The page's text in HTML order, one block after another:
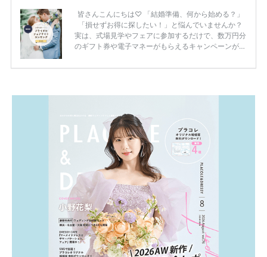
皆さんこんにちは♡ 「結婚準備、何から始める？」
「損せずお得に探したい！」と悩んでいませんか？
実は、式場見学やフェアに参加するだけで、数万円分
のギフト券や電子マネーがもらえるキャンペーンがあ
ため、比較せずに選ぶと損をしてしまうことも……。
一番お得？」「プラコレの特典は？」といった疑問も
解決します。 まずは診断で候補を絞れる「ウェディ
ング診断」か、体験型 […]続きを読む